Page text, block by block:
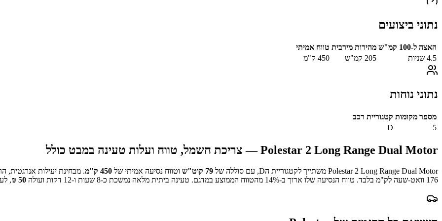
נתוני ביצועים
האצה ל-100 קמ"ש מהירות מירבית טווח אמיתי
4.5 שניות 205 קמ"ש 450 ק"מ
נתוני נוחות
מספר מקומות קטגוריית רכב
5
D
Polestar 2 Long Range Dual Motor— צריכת חשמל, טווח ועלות טעינה במבט כולל
Polestar 2 Long Range Dual Motor משתייך לקטגוריית הD, עם סוללה של 79 קוט"ש וטווח נסיעה אמיתי של 450 ק"מ. מבחינת יעילות אנרגטית,
176 וואט-שעה לק"מ בלבד. טווח הנסיעה שלו ארוך ב- 14% מהטווח הממוצע במדגם. טעינה ביתית מלאה נמשכת כ-8 שעות ו-12 דקות ועולה 50
₪
,